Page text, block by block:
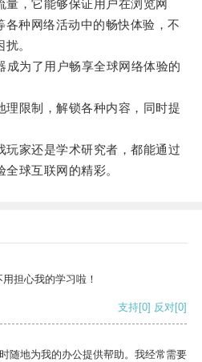
，它能够保证用户在浏览网
各种网络活动中的畅快体验，不
。
为了用户畅享全球网络体验的
限制，解锁各种内容，同时提
家还是学术研究者，都能通过
球互联网的精彩。
担心我的学习啦！
支持[0] 反对[0]
随地为我的办公提供帮助。我经常需要